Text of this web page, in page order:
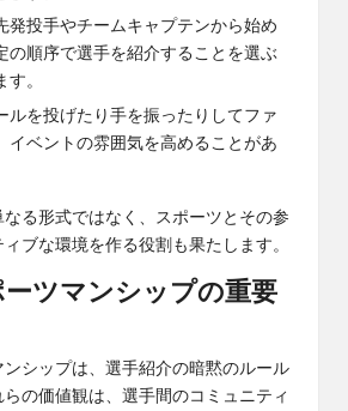
発投手やチームキャプテンから始め
の順序で選手を紹介することを選ぶ
す。
ルを投げたり手を振ったりしてファ
イベントの雰囲気を高めることがあ
なる形式ではなく、スポーツとその参
ブな環境を作る役割も果たします。
ツマンシップの重要
シップは、選手紹介の暗黙のルール
の価値観は、選手間のコミュニティ